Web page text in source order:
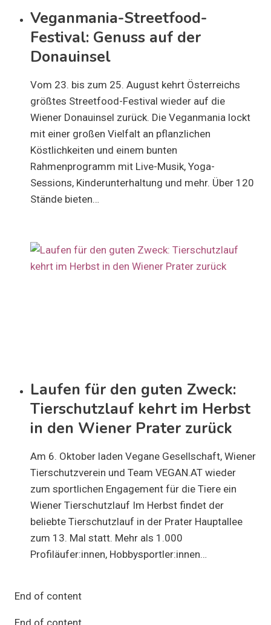
Veganmania-Streetfood-
Festival: Genuss auf der
Donauinsel
Vom 23. bis zum 25. August kehrt Österreichs
größtes Streetfood-Festival wieder auf die
Wiener Donauinsel zurück. Die Veganmania lockt
mit einer großen Vielfalt an pflanzlichen
Köstlichkeiten und einem bunten
Rahmenprogramm mit Live-Musik, Yoga-
Sessions, Kinderunterhaltung und mehr. Über 120
Stände bieten…
Laufen für den guten Zweck:
Tierschutzlauf kehrt im Herbst
in den Wiener Prater zurück
Am 6. Oktober laden Vegane Gesellschaft, Wiener
Tierschutzverein und Team VEGAN.AT wieder
zum sportlichen Engagement für die Tiere ein
Wiener Tierschutzlauf Im Herbst findet der
beliebte Tierschutzlauf in der Prater Hauptallee
zum 13. Mal statt. Mehr als 1.000
Profiläufer:innen, Hobbysportler:innen…
End of content